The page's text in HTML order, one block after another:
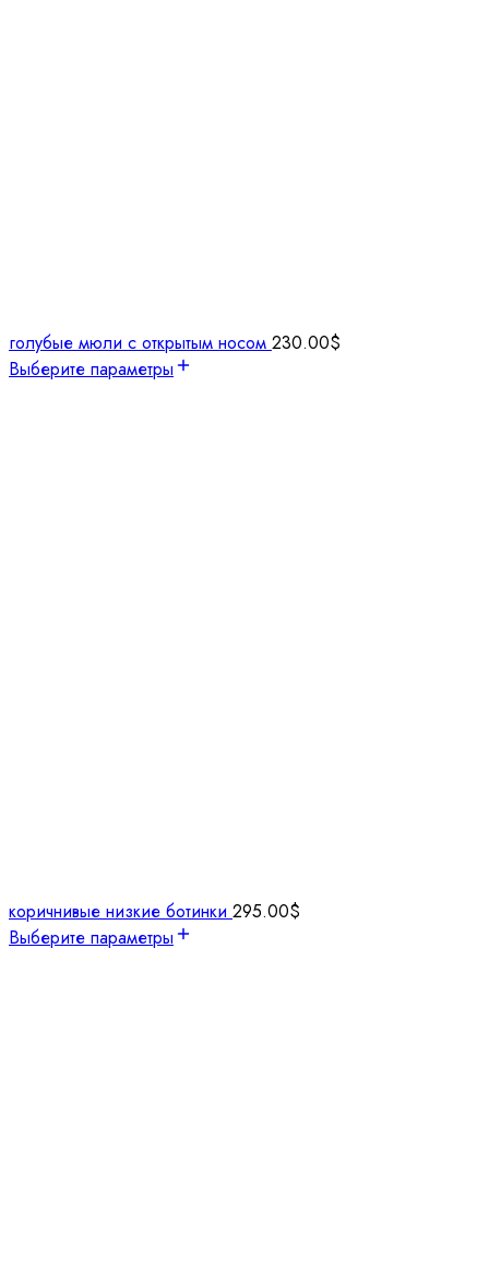
голубые мюли с открытым носом 230.00$
Выберите параметры
коричнивые низкие ботинки 295.00$
Выберите параметры